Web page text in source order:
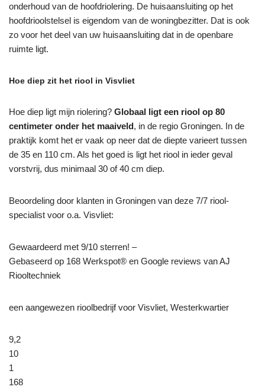
onderhoud van de hoofdriolering. De huisaansluiting op het
hoofdrioolstelsel is eigendom van de woningbezitter. Dat is ook
zo voor het deel van uw huisaansluiting dat in de openbare
ruimte ligt.
Hoe diep zit het riool in Visvliet
Hoe diep ligt mijn riolering? Globaal ligt een riool op 80
centimeter onder het maaiveld, in de regio Groningen. In de
praktijk komt het er vaak op neer dat de diepte varieert tussen
de 35 en 110 cm. Als het goed is ligt het riool in ieder geval
vorstvrij, dus minimaal 30 of 40 cm diep.
Beoordeling door klanten in Groningen van deze 7/7 riool-
specialist voor o.a. Visvliet:
Gewaardeerd met 9/10 sterren! –
Gebaseerd op 168 Werkspot® en Google reviews van AJ
Riooltechniek
een aangewezen rioolbedrijf voor Visvliet, Westerkwartier
9,2
10
1
168